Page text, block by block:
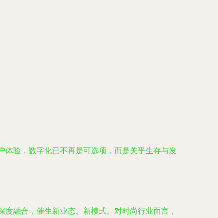
体验，数字化已不再是可选项，而是关乎生存与发
融合，催生新业态、新模式。对时尚行业而言，